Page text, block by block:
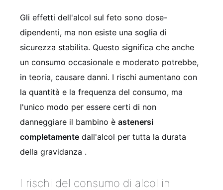
Gli effetti dell'alcol sul feto sono dose-
dipendenti, ma non esiste una soglia di
sicurezza stabilita. Questo significa che anche
un consumo occasionale e moderato potrebbe,
in teoria, causare danni. I rischi aumentano con
la quantità e la frequenza del consumo, ma
l'unico modo per essere certi di non
danneggiare il bambino è astenersi
completamente dall'alcol per tutta la durata
della gravidanza .
I rischi del consumo di alcol in